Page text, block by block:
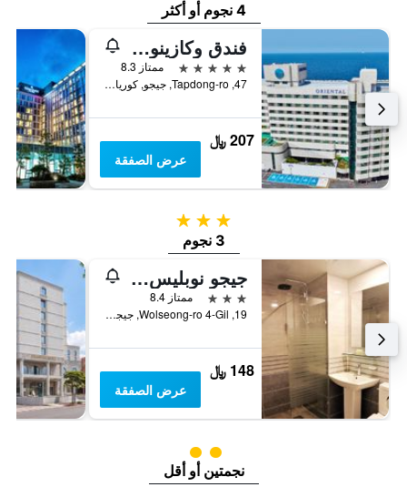
4 نجوم أو أكثر
فندق وكازينو جيجو أورينتال
5 نجوم
ممتاز 8.3
47, Tapdong-ro, جيجو, كوريا الجنوبية
207 ﷼
عرض الصفقة
3 نجوم
3 نجوم
جيجو نوبليس توريست هوتل
3 نجوم
ممتاز 8.4
19, Wolseong-ro 4-Gil, جيجو, كوريا الجنوبية
148 ﷼
عرض الصفقة
تقييم فئة 2
نجمتين أو أقل